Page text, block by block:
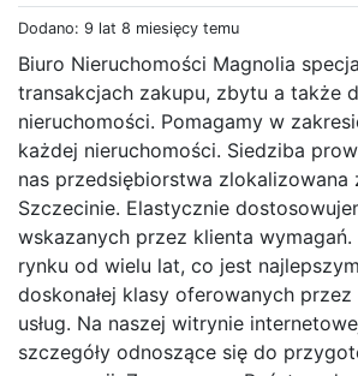
Dodano: 9 lat 8 miesięcy temu
Biuro Nieruchomości Magnolia
transakcjach zakupu, zbytu a także
nieruchomości. Pomagamy w
każdej nieruchomości. Siedziba
nas przedsiębiorstwa zlokalizowana
Szczecinie. Elastycznie
wskazanych przez klienta wymagań.
rynku od wielu lat, co jest
doskonałej klasy oferowanych
usług. Na naszej witrynie
szczegóły odnoszące się do